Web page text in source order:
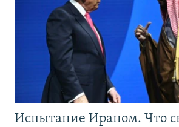
Испытание Ираном. Что